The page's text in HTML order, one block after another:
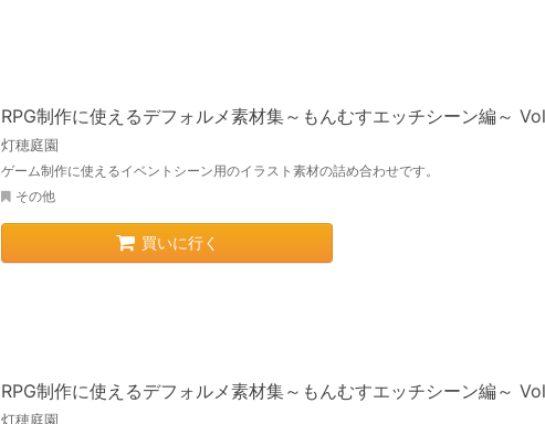
RPG制作に使えるデフォルメ素材集～もんむすエッチシーン編～
灯穂庭園
ゲーム制作に使えるイベントシーン用のイラスト素材の詰め合わせです。
その他
買いに行く
RPG制作に使えるデフォルメ素材集～もんむすエッチシーン編～
灯穂庭園